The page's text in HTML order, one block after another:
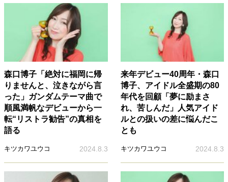
森口博子「絶対に福岡に帰
りませんと、泣きながら言
った」ガンダムテーマ曲で
順風満帆なデビューから一
転“リストラ勧告”の真相を
語る
キツカワユウコ 2024.8.3
来年デビュー40周年・森口
博子、アイドル全盛期の80
年代を回顧「夢に励まさ
れ、苦しんだ」人気アイド
ルとの扱いの差に悩んだこ
とも
キツカワユウコ 2024.8.3